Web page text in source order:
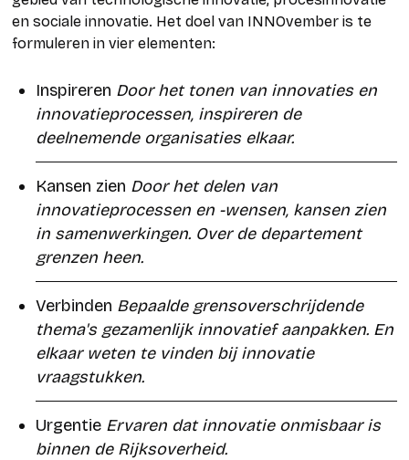
en sociale innovatie. Het doel van INNOvember is te
formuleren in vier elementen:
Inspireren Door het tonen van innovaties en
innovatieprocessen, inspireren de
deelnemende organisaties elkaar.
Kansen zien Door het delen van
innovatieprocessen en -wensen, kansen zien
in samenwerkingen. Over de departement
grenzen heen.
Verbinden Bepaalde grensoverschrijdende
thema's gezamenlijk innovatief aanpakken. En
elkaar weten te vinden bij innovatie
vraagstukken.
Urgentie Ervaren dat innovatie onmisbaar is
binnen de Rijksoverheid.